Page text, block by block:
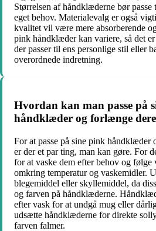
Størrelsen af håndklæderne bør
eget behov. Materialevalg er også
kvalitet vil være mere absorberende
pink håndklæder kan variere, så det
der passer til ens personlige stil eller
overordnede indretning.
Hvordan kan man passe på
håndklæder og forlænge
For at passe på sine pink håndklæder
er der et par ting, man kan gøre. For
for at vaske dem efter behov og følge
omkring temperatur og vaskemidler.
blegemiddel eller skyllemiddel, da
og farven på håndklæderne.
efter vask for at undgå mug eller
udsætte håndklæderne for direkte
farven falmer.